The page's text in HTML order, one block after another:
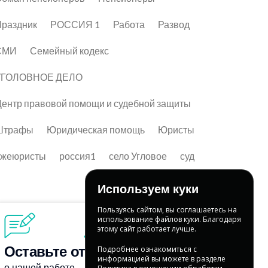
РОССИЯ 1 Работа Развод
Семейный кодекс
ДЕЛО
правовой помощи и судебной защиты
Юридическая помощь Юристы
россия1 село Угловое суд
Используем куки
Пользуясь сайтом, вы соглашаетесь на
использование файлов куки. Благодаря
этому сайт работает лучше.
Подробнее ознакомиться с
информацией вы можете в разделе